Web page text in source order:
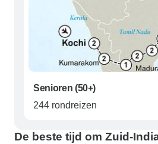
Senioren (50+)
244 rondreizen
De beste tijd om Zuid-